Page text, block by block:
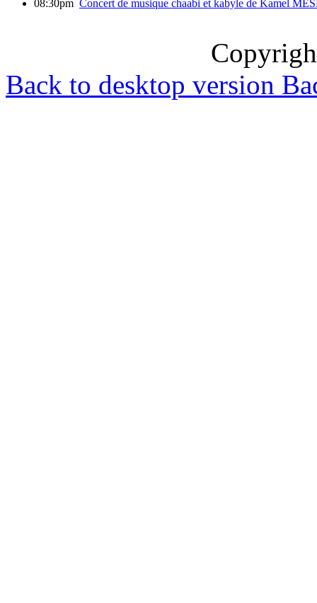
08:30pm Concert de musique chaabi et kabyle de Kamel
Back to desktop version